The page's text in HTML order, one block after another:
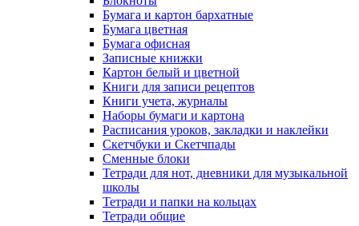
Бумага и картон бархатные
Бумага цветная
Бумага офисная
Записные книжки
Картон белый и цветной
Книги для записи рецептов
Книги учета, журналы
Наборы бумаги и картона
Расписания уроков, закладки и наклейки
Скетчбуки и Скетчпады
Сменные блоки
Тетради для нот, дневники для музыкальной
школы
Тетради и папки на кольцах
Тетради общие